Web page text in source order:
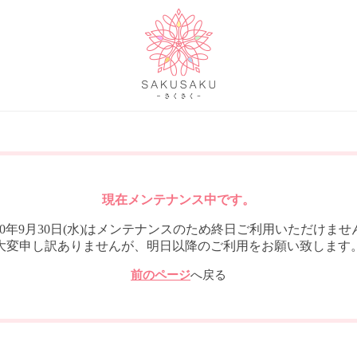
現在メンテナンス中です。
年9月30日(水)はメンテナンスのため終日ご利用いただけませ
変申し訳ありませんが、明日以降のご利用をお願い致します
前のページへ戻る